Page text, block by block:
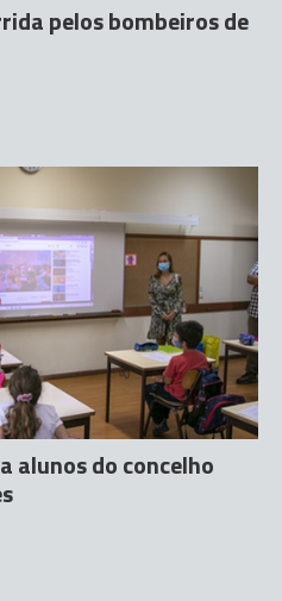
pelos bombeiros de
alunos do concelho